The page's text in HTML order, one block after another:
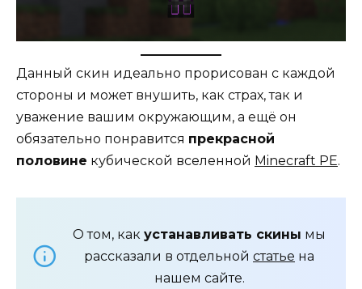
Данный скин идеально прорисован с каждой
стороны и может внушить, как страх, так и
уважение вашим окружающим, а ещё он
обязательно понравится прекрасной
половине кубической вселенной Minecraft PE.
О том, как устанавливать скины мы
рассказали в отдельной статье на
нашем сайте.